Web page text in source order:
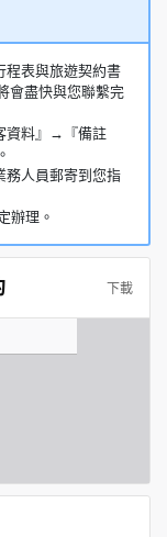
程表與旅遊契約書
會盡快與您聯繫完
資料』→『備註
務人員郵寄到您指
辦理。
下載